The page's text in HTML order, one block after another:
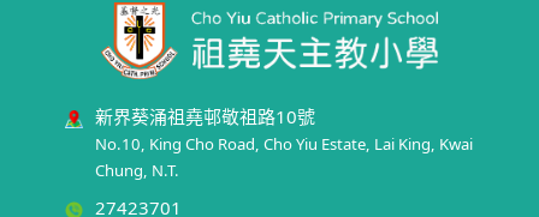
新界葵涌祖堯邨敬祖路10號
No.10, King Cho Road, Cho Yiu Estate, Lai King, Kwai
Chung, N.T.
27423701